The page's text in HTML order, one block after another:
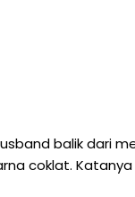
balik dari
coklat.